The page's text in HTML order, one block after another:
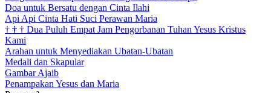
Doa untuk Bersatu dengan Cinta Ilahi
Api Api Cinta Hati Suci Perawan Maria
† † † Dua Puluh Empat Jam Pengorbanan Tuhan Yesus Kristus
Kami
Arahan untuk Menyediakan Ubatan-Ubatan
Medali dan Skapular
Gambar Ajaib
Penampakan Yesus dan Maria